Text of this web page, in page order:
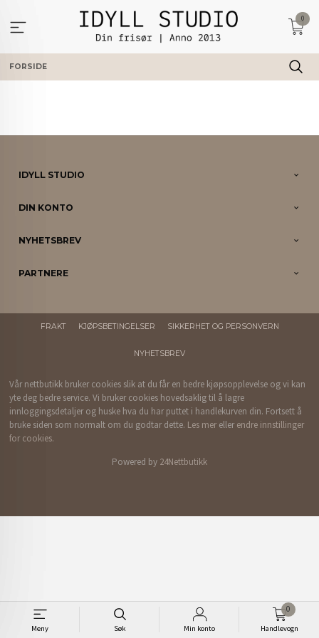
innholdet
Meny Søk Min konto Handlevogn
0
0
FORSIDE
IDYLL STUDIO
DIN KONTO
NYHETSBREV
PARTNERE
FRAKT KJØPSBETINGELSER SIKKERHET OG PERSONVERN
NYHETSBREV
Vår nettbutikk bruker cookies slik at du får en bedre kjøpsopplevelse og vi kan
yte deg bedre service. Vi bruker cookies hovedsaklig til å lagre
innloggingsdetaljer og huske hva du har puttet i handlekurven din. Fortsett å
bruke siden som normalt om du godtar dette. Les mer eller endre innstillinger
for cookies.
Powered by 24Nettbutikk